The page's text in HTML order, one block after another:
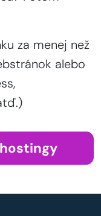
za menej než
alebo